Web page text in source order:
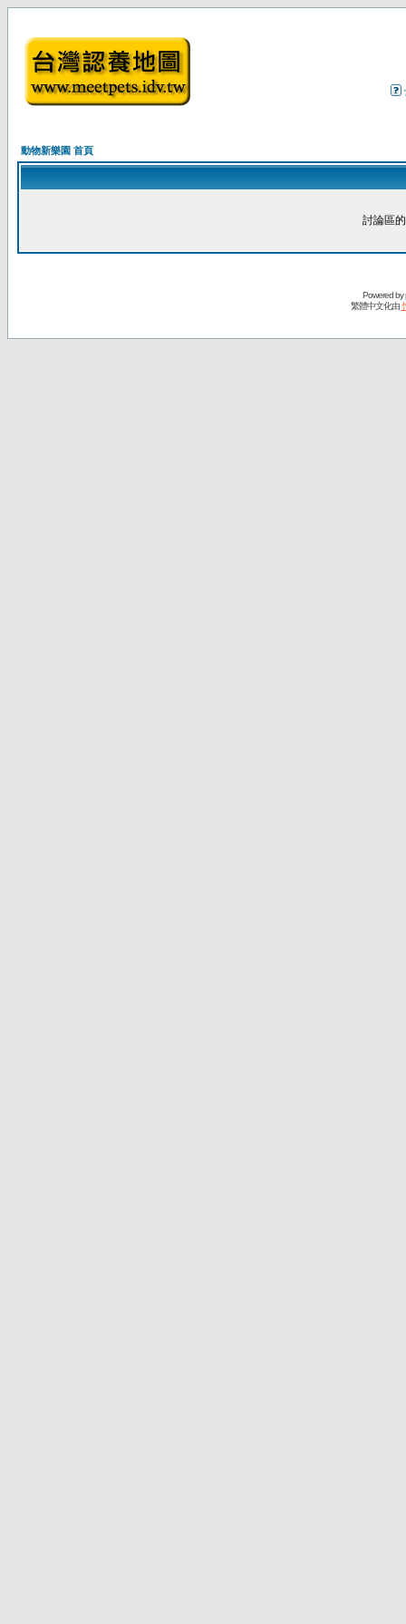
動物新樂園 首頁
討論區
Powered by
繁體中文化由